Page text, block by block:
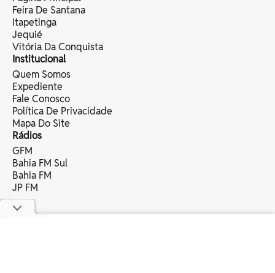
Feira De Santana
Itapetinga
Jequié
Vitória Da Conquista
Institucional
Quem Somos
Expediente
Fale Conosco
Política De Privacidade
Mapa Do Site
Rádios
GFM
Bahia FM Sul
Bahia FM
JP FM